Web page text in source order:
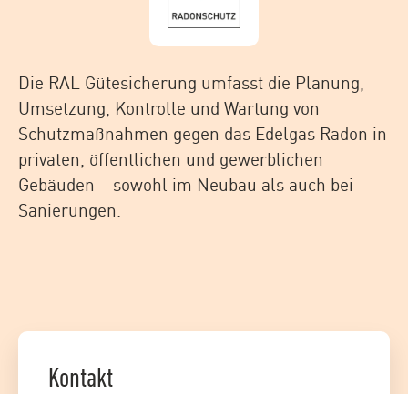
Die RAL Gütesicherung umfasst die Planung,
Umsetzung, Kontrolle und Wartung von
Schutzmaßnahmen gegen das Edelgas Radon in
privaten, öffentlichen und gewerblichen
Gebäuden – sowohl im Neubau als auch bei
Sanierungen.
Kontakt